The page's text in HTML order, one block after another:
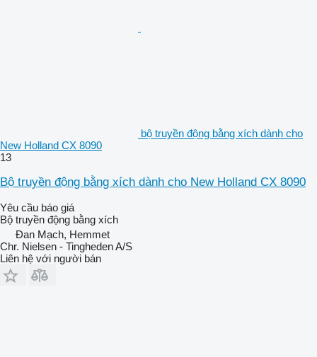
bộ truyền động bằng xích dành cho
New Holland CX 8090
13
Bộ truyền động bằng xích dành cho New Holland CX 8090
Yêu cầu báo giá
Bộ truyền động bằng xích
Đan Mạch, Hemmet
Chr. Nielsen - Tingheden A/S
Liên hệ với người bán